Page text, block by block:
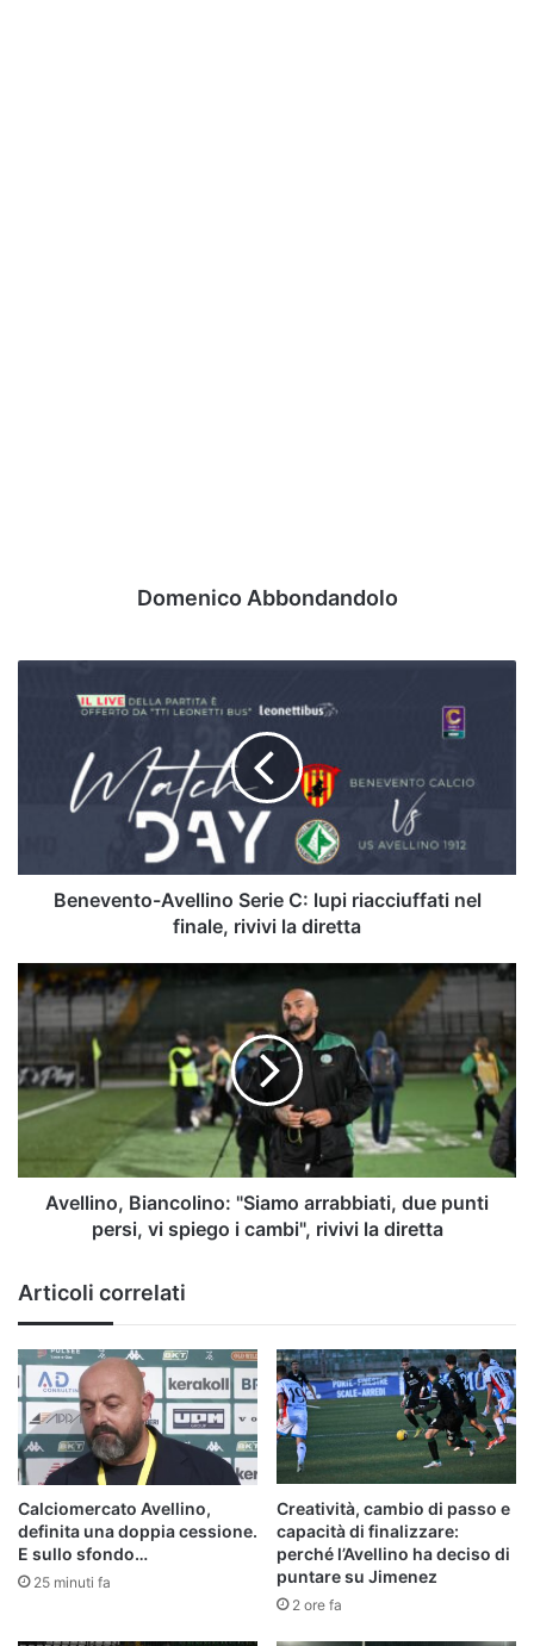
Domenico Abbondandolo
riacciuffati
rivivi
Benevento-Avellino Serie C: lupi riacciuffati nel
finale, rivivi la diretta
Avellino,
Biancolino:
"Siamo
arrabbiati,
due
punti
persi,
vi spiego i cambi",
rivivi
Avellino, Biancolino: "Siamo arrabbiati, due punti
persi, vi spiego i cambi", rivivi la diretta
Articoli correlati
Calciomercato Avellino,
definita una doppia cessione.
E sullo sfondo…
25 minuti fa
Creatività, cambio di passo e
capacità di finalizzare:
perché l’Avellino ha deciso di
puntare su Jimenez
2 ore fa